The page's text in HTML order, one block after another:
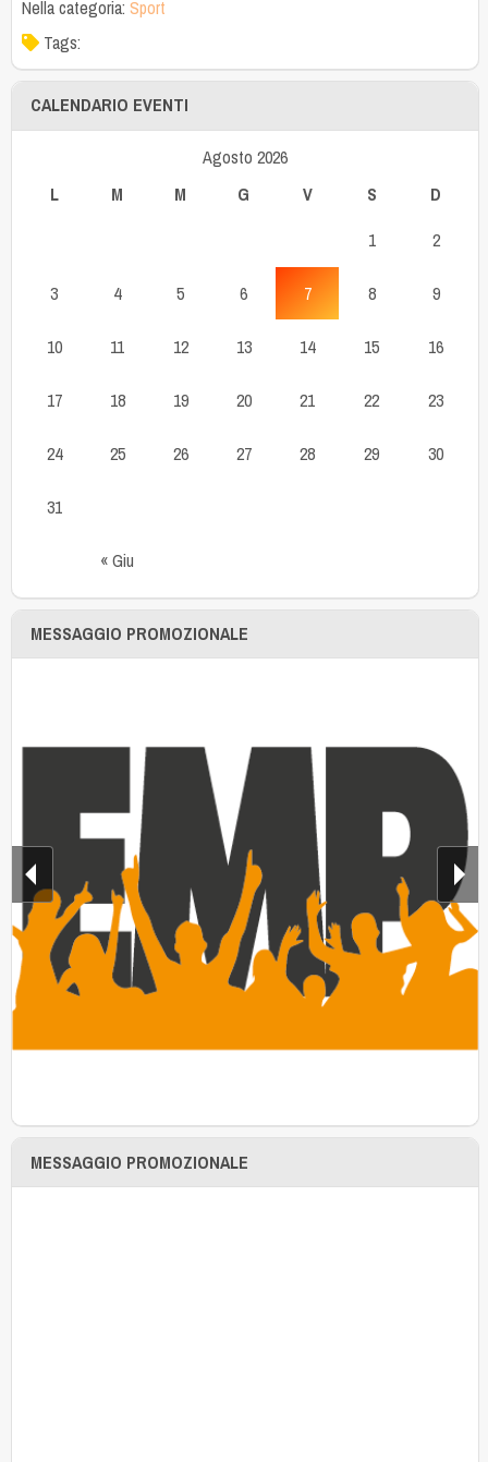
Nella categoria: Sport
Tags:
CALENDARIO EVENTI
Agosto 2026
L
M M G V S D
« Giu
1 2
3 4 5 6 7 8 9
10 11 12 13 14 15 16
17 18 19 20 21 22 23
24 25 26 27 28 29 30
31
MESSAGGIO PROMOZIONALE
MESSAGGIO PROMOZIONALE